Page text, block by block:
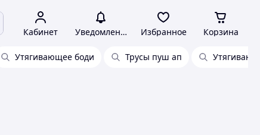
Кабинет Уведомления Избранное Корзина
Утягивающее боди Трусы пуш ап